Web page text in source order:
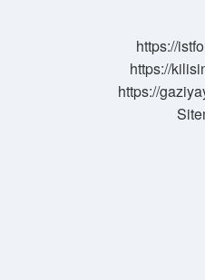
https://
https://
https://